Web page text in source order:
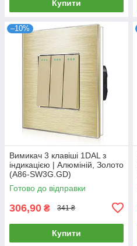
Купити
–10%
Вимикач 3 клавіші 1DAL з
індикацією | Алюміній, Золото
(А86-SW3G.GD)
Готово до відправки
306,90 ₴ 341 ₴
Купити